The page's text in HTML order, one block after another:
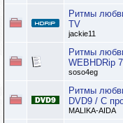
Ритмы
TV
jackie11
Ритмы
WEBHDRip
soso4eg
Ритмы
DVD9 / С
MALIKA-AIDA